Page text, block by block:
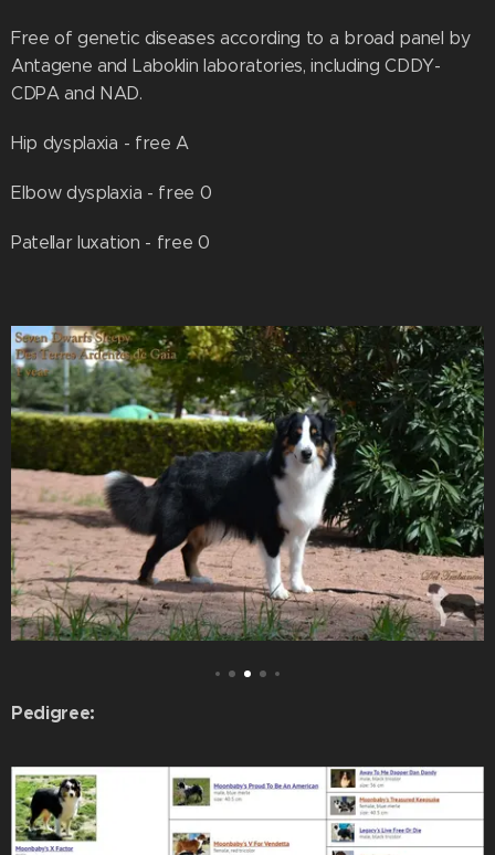
Free of genetic diseases according to a broad panel by
Antagene and Laboklin laboratories, including CDDY-
CDPA and NAD.
Hip dysplaxia - free A
Elbow dysplaxia - free 0
Patellar luxation - free 0
Pedigree: